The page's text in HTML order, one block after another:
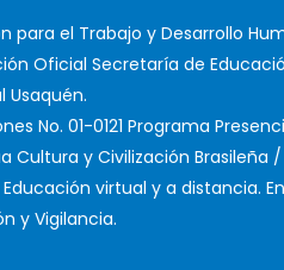
para el Trabajo y Desarrollo
Oficial Secretaría de
Usaquén.
No. 01-0121 Programa
Cultura y Civilización Brasileña /
Educación virtual y a distancia.
y Vigilancia.